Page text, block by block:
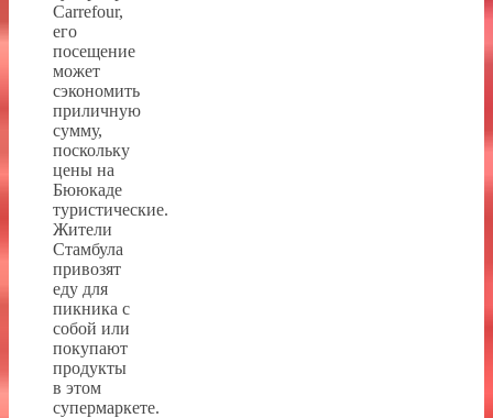
Carrefour,
его
посещение
может
сэкономить
приличную
сумму,
поскольку
цены на
Бююкаде
туристические.
Жители
Стамбула
привозят
еду для
пикника с
собой или
покупают
продукты
в этом
супермаркете.